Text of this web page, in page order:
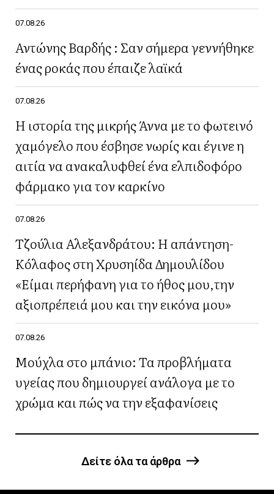
07.08.26
Αντώνης Βαρδής : Σαν σήμερα γεννήθηκε
ένας ροκάς που έπαιζε λαϊκά
07.08.26
Η ιστορία της μικρής Άννα με το φωτεινό
χαμόγελο που έσβησε νωρίς και έγινε η
αιτία να ανακαλυφθεί ένα ελπιδοφόρο
φάρμακο για τον καρκίνο
07.08.26
Τζούλια Αλεξανδράτου: Η απάντηση-
Κόλαφος στη Χρυσηίδα Δημουλίδου
«Είμαι περήφανη για το ήθος μου,την
αξιοπρέπειά μου και την εικόνα μου»
07.08.26
Μούχλα στο μπάνιο: Τα προβλήματα
υγείας που δημιουργεί ανάλογα με το
χρώμα και πώς να την εξαφανίσεις
Δείτε όλα τα άρθρα